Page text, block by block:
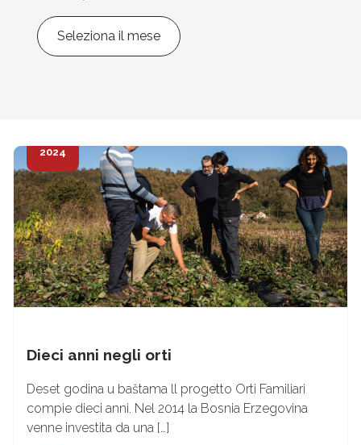
Filtra
per
data
2024
Dieci anni negli orti
Deset godina u baštama ll progetto Orti Familiari
compie dieci anni. Nel 2014 la Bosnia Erzegovina
venne investita da una […]